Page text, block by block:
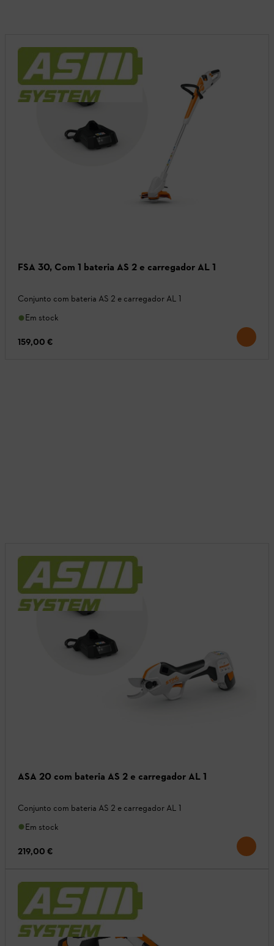
FSA 30, Com 1 bateria AS 2 e carregador AL 1
Conjunto com bateria AS 2 e carregador AL 1
Em stock
159,00 €
ASA 20 com bateria AS 2 e carregador AL 1
Conjunto com bateria AS 2 e carregador AL 1
Em stock
219,00 €